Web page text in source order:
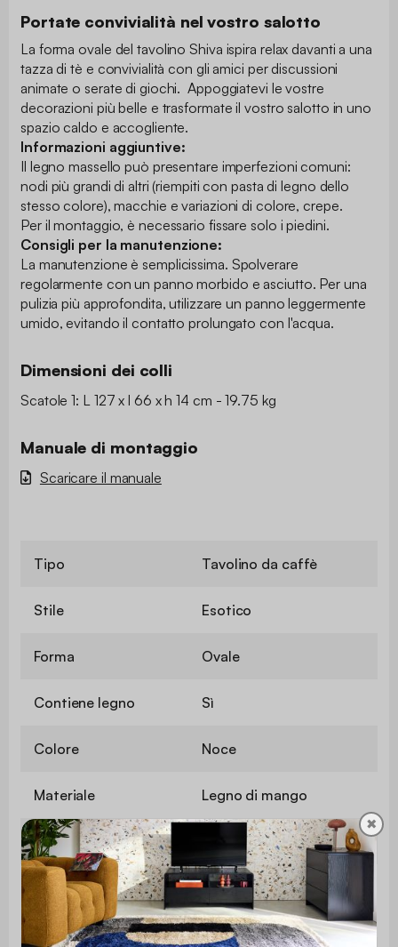
Portate convivialità nel vostro salotto
La forma ovale del tavolino Shiva ispira relax davanti a una
tazza di tè e convivialità con gli amici per discussioni
animate o serate di giochi. Appoggiatevi le vostre
decorazioni più belle e trasformate il vostro salotto in uno
spazio caldo e accogliente.
Informazioni aggiuntive:
Il legno massello può presentare imperfezioni comuni:
nodi più grandi di altri (riempiti con pasta di legno dello
stesso colore), macchie e variazioni di colore, crepe.
Per il montaggio, è necessario fissare solo i piedini.
Consigli per la manutenzione:
La manutenzione è semplicissima. Spolverare
regolarmente con un panno morbido e asciutto. Per una
pulizia più approfondita, utilizzare un panno leggermente
umido, evitando il contatto prolungato con l'acqua.
Dimensioni dei colli
Scatole 1: L 127 x l 66 x h 14 cm - 19.75 kg
Manuale di montaggio
Scaricare il manuale
Tipo Tavolino da caffè
Stile Esotico
Forma Ovale
Contiene legno Sì
Colore Noce
Materiale Legno di mango
Peso
Utilizzo Interno
✖